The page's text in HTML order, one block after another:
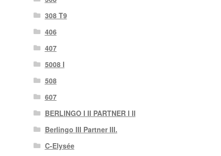
308 T9
406
407
5008 I
508
607
BERLINGO I II PARTNER I II
Berlingo III Partner III.
C-Elysée